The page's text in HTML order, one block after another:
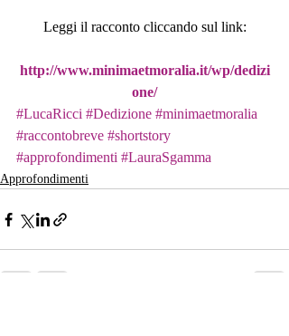
Leggi il racconto cliccando sul link:
http://www.minimaetmoralia.it/wp/dedizi
one/
#LucaRicci #Dedizione #minimaetmoralia
#raccontobreve #shortstory
#approfondimenti #LauraSgamma
Approfondimenti